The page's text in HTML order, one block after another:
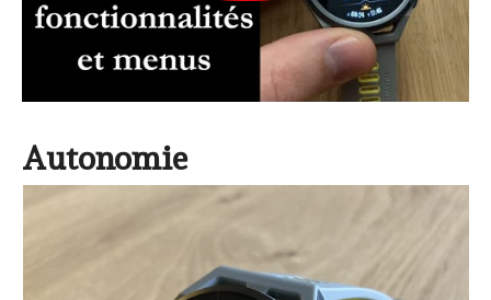
Autonomie